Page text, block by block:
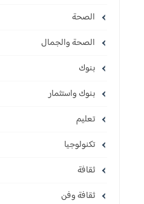
الصحة
الصحة والجمال
بنوك
بنوك واستثمار
تعليم
تكنولوجيا
ثقافة
ثقافة وفن